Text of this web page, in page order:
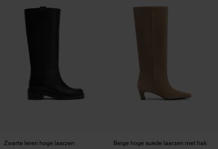
Zwarte leren hoge laarzen Beige hoge suède laarzen met hak